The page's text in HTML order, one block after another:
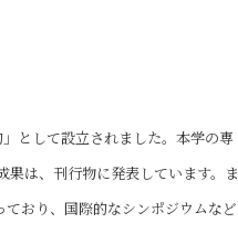
として設立されました。本学の専
は、刊行物に発表しています。ま
おり、国際的なシンポジウムなど